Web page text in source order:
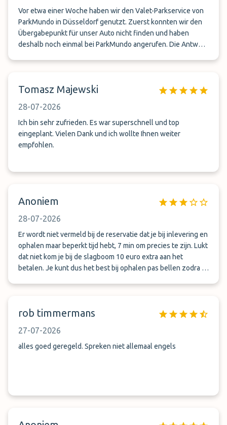
Vor etwa einer Woche haben wir den Valet-Parkservice von
ParkMundo in Düsseldorf genutzt. Zuerst konnten wir den
Übergabepunkt für unser Auto nicht finden und haben
deshalb noch einmal bei ParkMundo angerufen. Die Antwort
außergewöhnlichen Einsatz. Er hat uns außerdem genau
abholen können. Bei unserer Rückkehr, nachdem wir unser
Gepäck abgeholt hatten, riefen wir erneut bei ParkMundo an.
Wieder wurden wir äußerst freundlich am Telefon
empfangen und uns wurde mitgeteilt, dass unser Auto
Dank Ihrer Freundlichkeit und Ihres hervorragenden
entspannt zu Ende gegangen.
Tomasz Majewski
28-07-2026
Ich bin sehr zufrieden. Es war superschnell und top
eingeplant. Vielen Dank und ich wollte Ihnen weiter
empfohlen.
Anoniem
28-07-2026
Er wordt niet vermeld bij de reservatie dat je bij inlevering en
ophalen maar beperkt tijd hebt, 7 min om precies te zijn. Lukt
dat niet kom je bij de slagboom 10 euro extra aan het
betalen. Je kunt dus het best bij ophalen pas bellen zodra je
rob timmermans
27-07-2026
alles goed geregeld. Spreken niet allemaal engels